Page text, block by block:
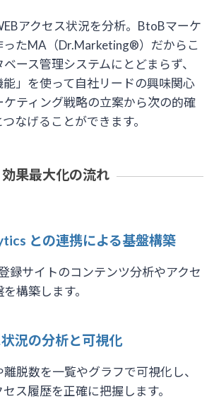
アクセス状況を分析。BtoBマーケ
ったMA（Dr.Marketing®）だからこ
ース管理システムにとどまらず、
能」を使って自社リードの興味関心
ティング戦略の立案から次の的確
なげることができます。
効果最大化の流れ
との連携による基盤構築
録サイトのコンテンツ分析やアクセ
構築します。
況の分析と可視化
脱数を一覧やグラフで可視化し、
ス履歴を正確に把握します。